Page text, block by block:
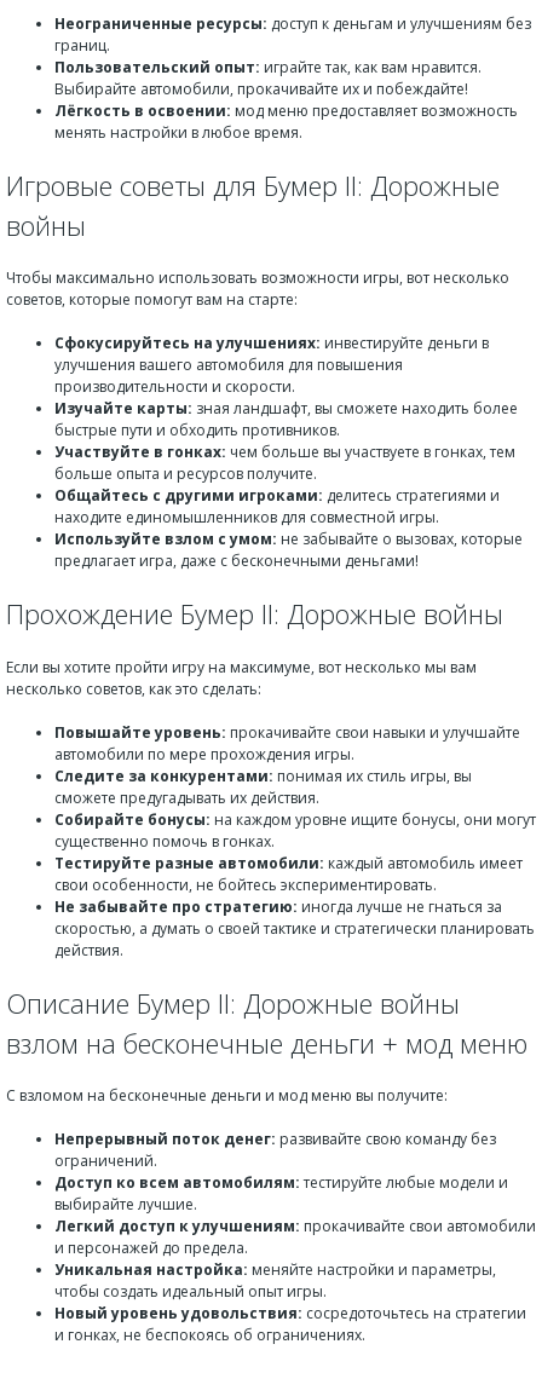
Неограниченные ресурсы: доступ к деньгам и улучшениям без
границ.
Пользовательский опыт: играйте так, как вам нравится.
Выбирайте автомобили, прокачивайте их и побеждайте!
Лёгкость в освоении: мод меню предоставляет возможность
менять настройки в любое время.
Игровые советы для Бумер II: Дорожные
войны
Чтобы максимально использовать возможности игры, вот несколько
советов, которые помогут вам на старте:
Сфокусируйтесь на улучшениях: инвестируйте деньги в
улучшения вашего автомобиля для повышения
производительности и скорости.
Изучайте карты: зная ландшафт, вы сможете находить более
быстрые пути и обходить противников.
Участвуйте в гонках: чем больше вы участвуете в гонках, тем
больше опыта и ресурсов получите.
Общайтесь с другими игроками: делитесь стратегиями и
находите единомышленников для совместной игры.
Используйте взлом с умом: не забывайте о вызовах, которые
предлагает игра, даже с бесконечными деньгами!
Прохождение Бумер II: Дорожные войны
Если вы хотите пройти игру на максимуме, вот несколько мы вам
несколько советов, как это сделать:
Повышайте уровень: прокачивайте свои навыки и улучшайте
автомобили по мере прохождения игры.
Следите за конкурентами: понимая их стиль игры, вы
сможете предугадывать их действия.
Собирайте бонусы: на каждом уровне ищите бонусы, они могут
существенно помочь в гонках.
Тестируйте разные автомобили: каждый автомобиль имеет
свои особенности, не бойтесь экспериментировать.
Не забывайте про стратегию: иногда лучше не гнаться за
скоростью, а думать о своей тактике и стратегически планировать
действия.
Описание Бумер II: Дорожные войны
взлом на бесконечные деньги + мод меню
С взломом на бесконечные деньги и мод меню вы получите:
Непрерывный поток денег: развивайте свою команду без
ограничений.
Доступ ко всем автомобилям:тестируйте любые модели и
выбирайте лучшие.
Легкий доступ к улучшениям: прокачивайте свои автомобили
и персонажей до предела.
Уникальная настройка: меняйте настройки и параметры,
чтобы создать идеальный опыт игры.
Новый уровень удовольствия: сосредоточьтесь на стратегии
и гонках, не беспокоясь об ограничениях.